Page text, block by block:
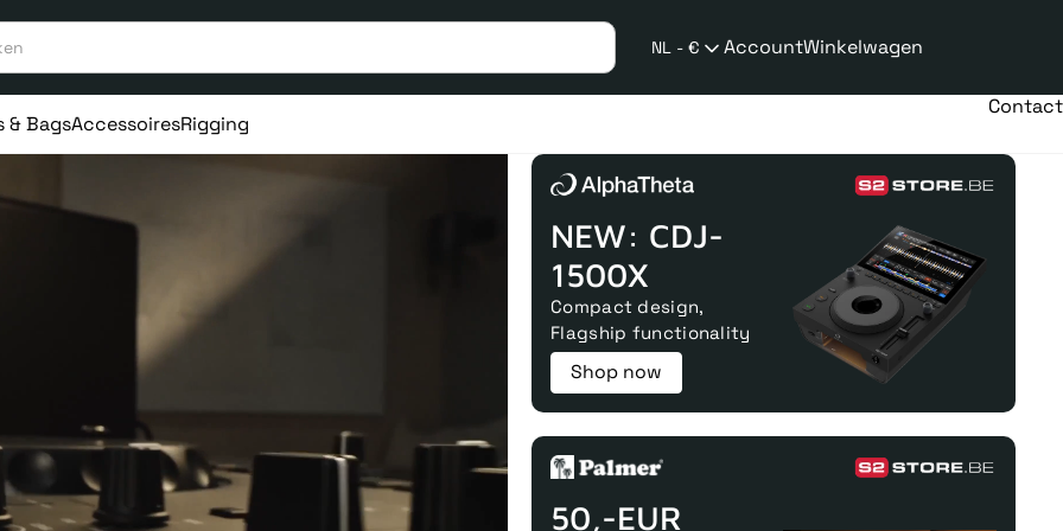
NL - €
taalwijziging
AccountWinkelwagen
& BagsAccessoiresRigging
Contact
ervaring Vanaf 75€ gratis verstuurd
NEW: CDJ-
1500X
Compact design,
Flagship functionality
Shop now
50,-EUR